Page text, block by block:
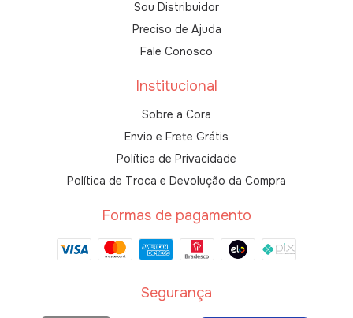
Sou Distribuidor
Preciso de Ajuda
Fale Conosco
Institucional
Sobre a Cora
Envio e Frete Grátis
Política de Privacidade
Política de Troca e Devolução da Compra
Formas de pagamento
Segurança